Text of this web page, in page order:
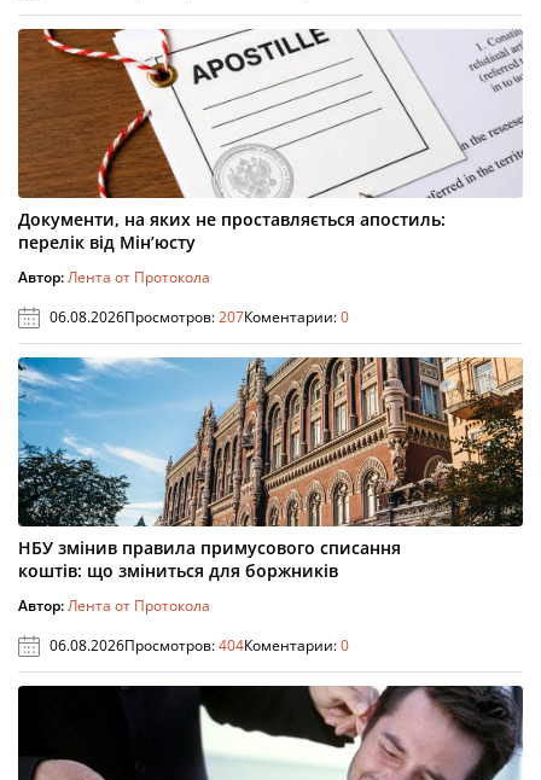
Документи, на яких не проставляється апостиль:
перелік від Мін’юсту
Автор:Лента от Протокола
06.08.2026Просмотров:207Коментарии:0
НБУ змінив правила примусового списання
коштів: що зміниться для боржників
Автор:Лента от Протокола
06.08.2026Просмотров:404Коментарии:0